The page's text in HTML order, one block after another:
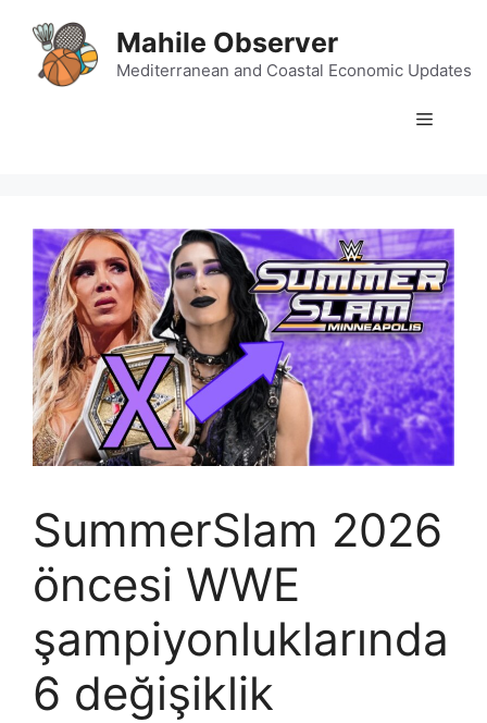
content
Mahile Observer
Mediterranean and Coastal Economic Updates
Menu
SummerSlam 2026
öncesi WWE
şampiyonluklarında
6 değişiklik